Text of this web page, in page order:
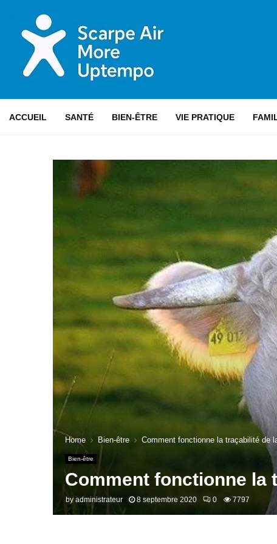
ACCUEIL SANTÉ BIEN-ÊTRE VIE PRATIQUE
Home Bien-être Comment fonctionne la traçabilité de
Bien-être
Comment fonctionne la
by administrateur 8 septembre 2020 0 7797